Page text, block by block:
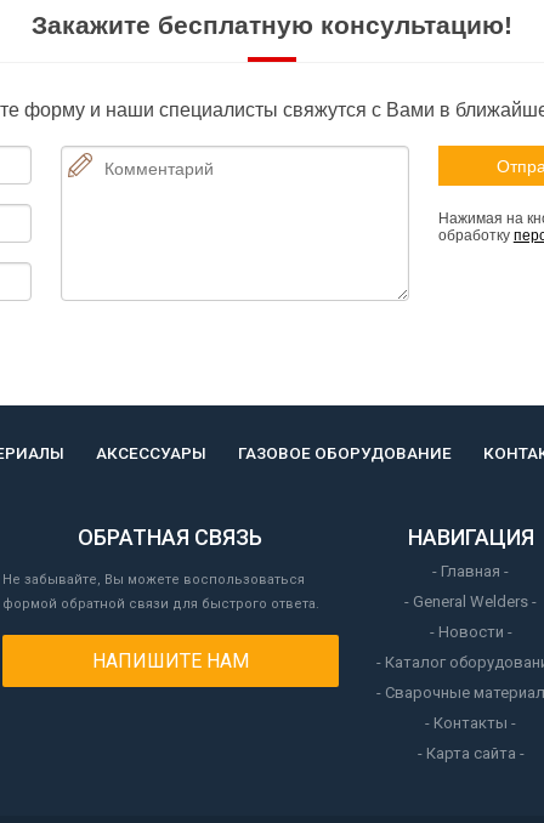
Закажите бесплатную консультацию!
форму и наши специалисты свяжутся с Вами в
Нажимая на
обработку
АКСЕССУАРЫ ГАЗОВОЕ ОБОРУДОВАНИЕ
ОБРАТНАЯ СВЯЗЬ
Не забывайте, Вы можете воспользоваться
формой обратной связи для быстрого ответа.
НАПИШИТЕ НАМ
НАВИГАЦИЯ
- Главная -
- General Welders -
- Новости -
- Каталог
- Сварочные
- Контакты -
- Карта сайта -